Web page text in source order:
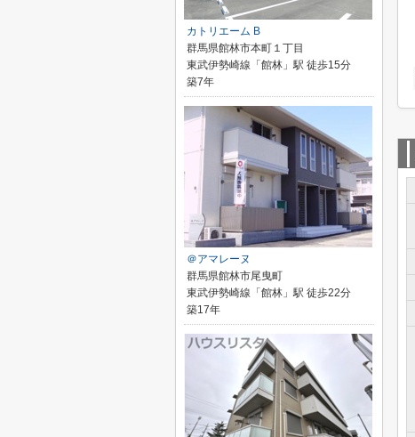
カトリエーム B
群馬県館林市本町１丁目
東武伊勢崎線「館林」駅 徒歩15分
築7年
＠アマレーヌ
群馬県館林市尾曳町
東武伊勢崎線「館林」駅 徒歩22分
築17年